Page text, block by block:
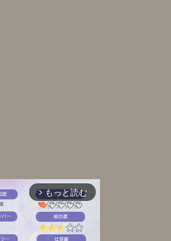
arrow_forward_ios もっと読む